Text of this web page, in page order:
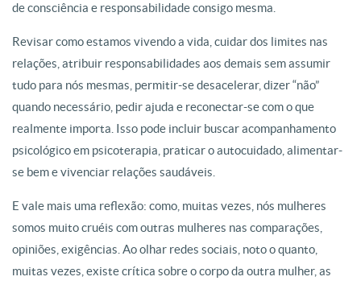
de consciência e responsabilidade consigo mesma.
Revisar como estamos vivendo a vida, cuidar dos limites nas
relações, atribuir responsabilidades aos demais sem assumir
tudo para nós mesmas, permitir-se desacelerar, dizer “não”
quando necessário, pedir ajuda e reconectar-se com o que
realmente importa. Isso pode incluir buscar acompanhamento
psicológico em psicoterapia, praticar o autocuidado, alimentar-
se bem e vivenciar relações saudáveis.
E vale mais uma reflexão: como, muitas vezes, nós mulheres
somos muito cruéis com outras mulheres nas comparações,
opiniões, exigências. Ao olhar redes sociais, noto o quanto,
muitas vezes, existe crítica sobre o corpo da outra mulher, as